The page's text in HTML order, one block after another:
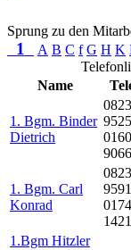
Sprung zu den
1 A B C f G H K
Name
1. Bgm. Binder
Dietrich
0160
1. Bgm. Carl
Konrad
0174
1.Bgm Hitzler